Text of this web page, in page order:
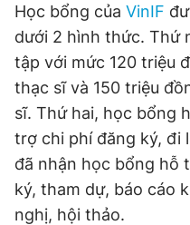
Theo dõi báo trên
Hotline
0906 645 777
Đặt báo Quảng cáo
Học bổng của VinIF
dưới 2 hình thức. Thứ
tập với mức 120 triệu
thạc sĩ và 150 triệu
sĩ. Thứ hai, học bổng
trợ chi phí đăng ký, đi
đã nhận học bổng hỗ
ký, tham dự, báo cáo
nghị, hội thảo.